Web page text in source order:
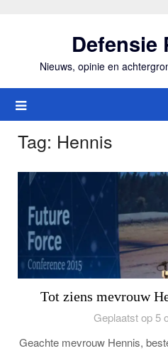
Defensie
Nieuws, opinie en
Tag: Hennis
Tot ziens mevrouw
Geplaatst op 5
Geachte mevrouw Hennis,